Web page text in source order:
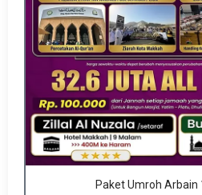
Paket Umroh Arbain